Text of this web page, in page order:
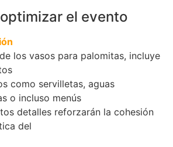
el evento
los vasos para palomitas, incluye
como servilletas, aguas
o incluso menús
detalles reforzarán la cohesión
del